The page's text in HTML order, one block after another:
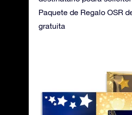
Paquete de Regalo OSR
gratuita